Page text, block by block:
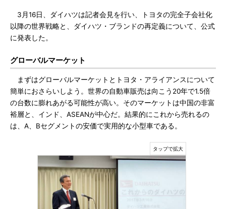
3月16日、ダイハツは記者会見を行い、トヨタの完全子会社化
以降の世界戦略と、ダイハツ・ブランドの再定義について、公式
に発表した。
グローバルマーケット
まずはグローバルマーケットとトヨタ・アライアンスについて
簡単におさらいしよう。世界の自動車販売は向こう20年で1.5倍
の台数に膨れあがる可能性が高い。そのマーケットは中国の非富
裕層と、インド、ASEANが中心だ。結果的にこれから売れるの
は、A、Bセグメントの安価で実用的な小型車である。